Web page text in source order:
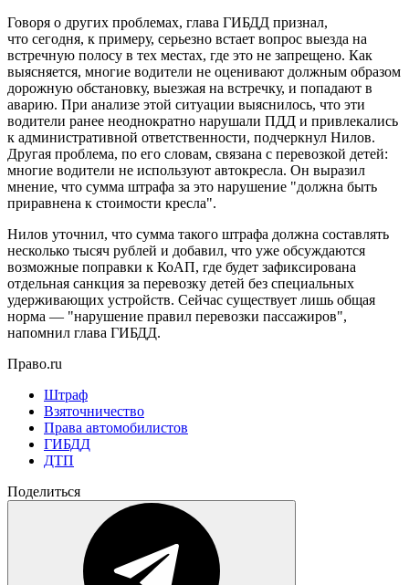
Говоря о других проблемах, глава ГИБДД признал,
что сегодня, к примеру, серьезно встает вопрос выезда на
встречную полосу в тех местах, где это не запрещено. Как
выясняется, многие водители не оценивают должным образом
дорожную обстановку, выезжая на встречку, и попадают в
аварию. При анализе этой ситуации выяснилось, что эти
водители ранее неоднократно нарушали ПДД и привлекались
к административной ответственности, подчеркнул Нилов.
Другая проблема, по его словам, связана с перевозкой детей:
многие водители не используют автокресла. Он выразил
мнение, что сумма штрафа за это нарушение "должна быть
приравнена к стоимости кресла".
Нилов уточнил, что сумма такого штрафа должна составлять
несколько тысяч рублей и добавил, что уже обсуждаются
возможные поправки к КоАП, где будет зафиксирована
отдельная санкция за перевозку детей без специальных
удерживающих устройств. Сейчас существует лишь общая
норма — "нарушение правил перевозки пассажиров",
напомнил глава ГИБДД.
Право.ru
Штраф
Взяточничество
Права автомобилистов
ГИБДД
ДТП
Поделиться